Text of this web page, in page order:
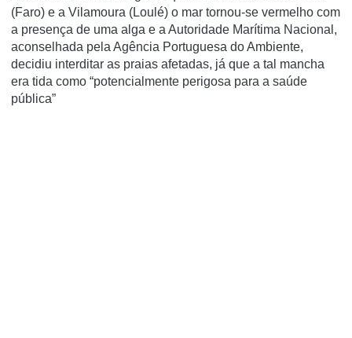
(Faro) e a Vilamoura (Loulé) o mar tornou-se vermelho com
a presença de uma alga e a Autoridade Marítima Nacional,
aconselhada pela Agência Portuguesa do Ambiente,
decidiu interditar as praias afetadas, já que a tal mancha
era tida como “potencialmente perigosa para a saúde
pública”